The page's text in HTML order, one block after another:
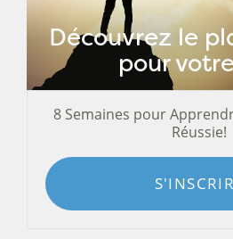
Découvrez le
pour
8 Semaines pour
Réussie!